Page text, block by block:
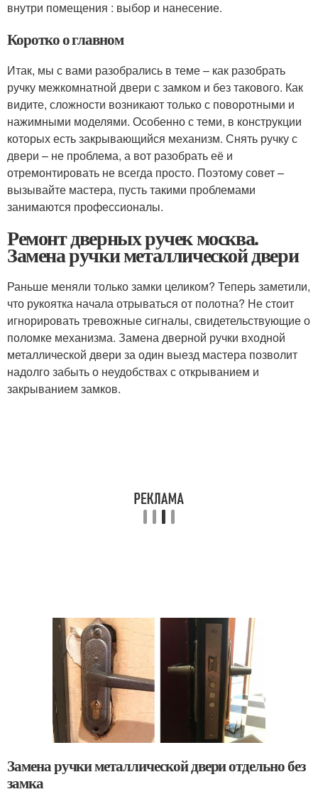
внутри помещения : выбор и нанесение.
Коротко о главном
Итак, мы с вами разобрались в теме – как разобрать
ручку межкомнатной двери с замком и без такового. Как
видите, сложности возникают только с поворотными и
нажимными моделями. Особенно с теми, в конструкции
которых есть закрывающийся механизм. Снять ручку с
двери – не проблема, а вот разобрать её и
отремонтировать не всегда просто. Поэтому совет –
вызывайте мастера, пусть такими проблемами
занимаются профессионалы.
Ремонт дверных ручек москва.
Замена ручки металлической двери
Раньше меняли только замки целиком? Теперь заметили,
что рукоятка начала отрываться от полотна? Не стоит
игнорировать тревожные сигналы, свидетельствующие о
поломке механизма. Замена дверной ручки входной
металлической двери за один выезд мастера позволит
надолго забыть о неудобствах с открыванием и
закрыванием замков.
Замена ручки металлической двери отдельно без
замка